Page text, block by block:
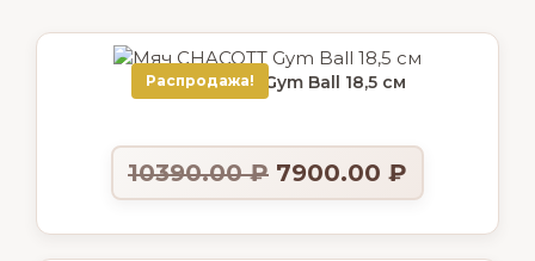
Распродажа!
Мяч CHACOTT Gym Ball 18,5 см
10390.00₽ 7900.00 ₽